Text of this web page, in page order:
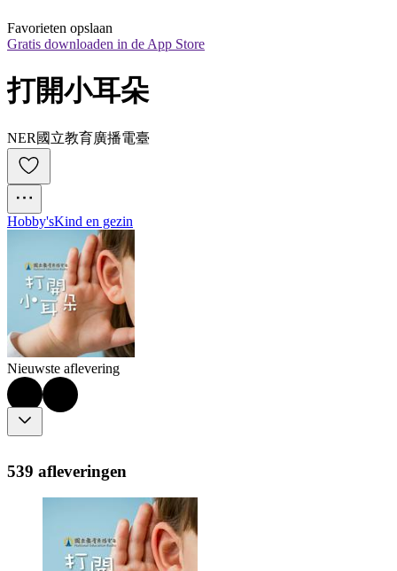
Favorieten opslaan
Gratis downloaden in de App Store
打開小耳朵
NER國立教育廣播電臺
Hobby'sKind en gezin
Nieuwste aflevering
539 afleveringen